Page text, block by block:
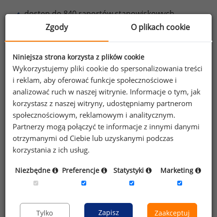
dostęp do 840 raportów stanowiskowych,
dostęp do wybranych raportów płacowych,
do 50% zniżki na najnowsze raporty,
e-booki o motywowaniu,
oraz inne korzyści.
Dowiedz się więcej
potrzeb!Przetestuj strefę premium.
Przypominamy, że zgodnie z pkt 2.6 - 2.7
Zgody O plikach cookie
Niniejsza strona korzysta z plików cookie
Wykorzystujemy pliki cookie do spersonalizowania treści
i reklam, aby oferować funkcje społecznościowe i
analizować ruch w naszej witrynie. Informacje o tym, jak
korzystasz z naszej witryny, udostępniamy partnerom
społecznościowym, reklamowym i analitycznym.
Partnerzy mogą połączyć te informacje z innymi danymi
otrzymanymi od Ciebie lub uzyskanymi podczas
korzystania z ich usług.
Niezbędne Preferencje Statystyki Marketing
Tylko
Zapisz
Zaakceptuj